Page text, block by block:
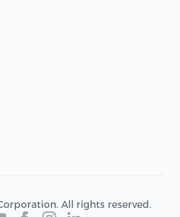
All rights reserved.